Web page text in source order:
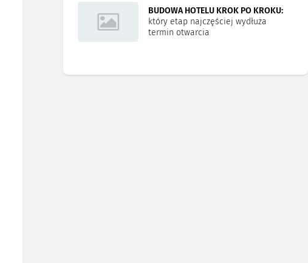
BUDOWA HOTELU KROK PO KROKU:
który etap najczęściej wydłuża
termin otwarcia